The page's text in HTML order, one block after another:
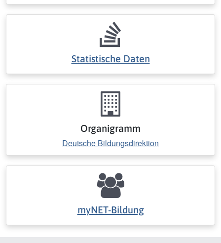
Statistische Daten
Organigramm
Deutsche Bildungsdirektion
myNET-Bildung